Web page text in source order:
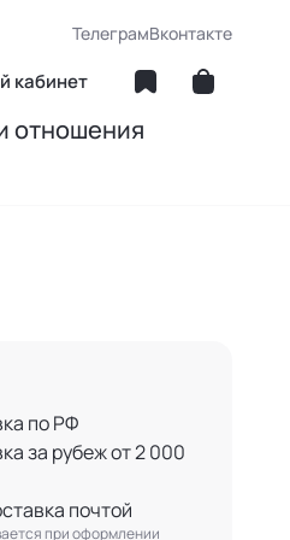
ТелеграмВконтакте
кабинет
отношения
по РФ
за рубеж от 2 000
почтой
при оформлении